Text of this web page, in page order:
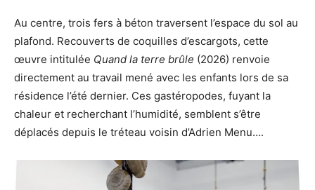
Au centre, trois fers à béton traversent l’espace du sol au
plafond. Recouverts de coquilles d’escargots, cette
œuvre intitulée Quand la terre brûle (2026) renvoie
directement au travail mené avec les enfants lors de sa
résidence l’été dernier. Ces gastéropodes, fuyant la
chaleur et recherchant l’humidité, semblent s’être
déplacés depuis le tréteau voisin d’Adrien Menu….